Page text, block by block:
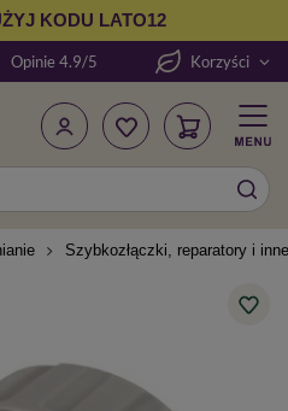
KODU LATO12
Opinie 4.9/5 Korzyści
Szybkozłączki, reparatory i